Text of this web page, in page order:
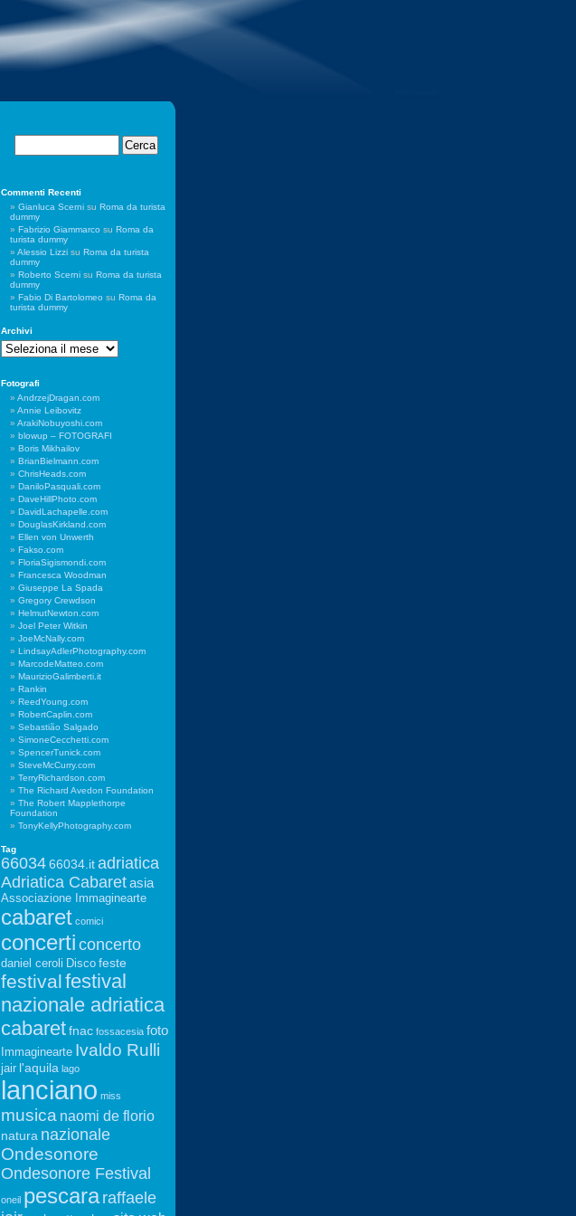
Commenti Recenti
Gianluca Scernisu Roma da turista
dummy
Fabrizio Giammarco su Roma da
turista dummy
Alessio Lizzisu Roma da turista
dummy
Roberto Scernisu Roma da turista
dummy
Fabio Di Bartolomeo su Roma da
turista dummy
Archivi
Archivi
Fotografi
AndrzejDragan.com
Annie Leibovitz
ArakiNobuyoshi.com
blowup – FOTOGRAFI
Boris Mikhailov
BrianBielmann.com
ChrisHeads.com
DaniloPasquali.com
DaveHillPhoto.com
DavidLachapelle.com
DouglasKirkland.com
Ellen von Unwerth
Fakso.com
FloriaSigismondi.com
Francesca Woodman
Giuseppe La Spada
Gregory Crewdson
HelmutNewton.com
Joel Peter Witkin
JoeMcNally.com
LindsayAdlerPhotography.com
MarcodeMatteo.com
MaurizioGalimberti.it
Rankin
ReedYoung.com
RobertCaplin.com
Sebastião Salgado
SimoneCecchetti.com
SpencerTunick.com
SteveMcCurry.com
TerryRichardson.com
The Richard Avedon Foundation
The Robert Mapplethorpe
Foundation
TonyKellyPhotography.com
Tag
66034 66034.it adriatica
Adriatica Cabaret asia
Associazione Immaginearte
cabaret comici
concerti concerto
daniel ceroli Disco feste
festivalfestival
nazionale adriatica
cabaret fnac fossacesia foto
Immaginearte Ivaldo Rulli
jair l'aquila lago
lanciano miss
musica naomi de florio
natura nazionale
Ondesonore
Ondesonore Festival
oneil pescara raffaele